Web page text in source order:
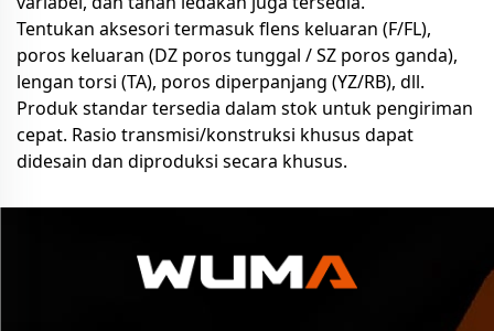
Tentukan aksesori termasuk flens keluaran (F/FL),
poros keluaran (DZ poros tunggal / SZ poros ganda),
lengan torsi (TA), poros diperpanjang (YZ/RB), dll.
Produk standar tersedia dalam stok untuk pengiriman
cepat. Rasio transmisi/konstruksi khusus dapat
didesain dan diproduksi secara khusus.